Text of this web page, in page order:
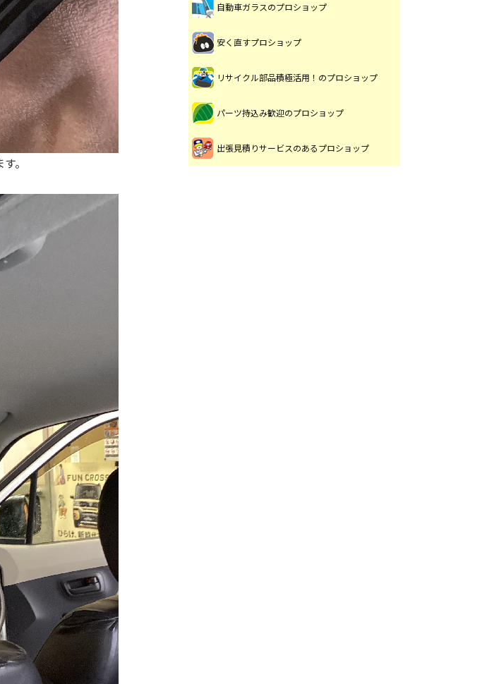
。
自動車ガラスのプロショップ
安く直すプロショップ
リサイクル部品積極活用！のプロショップ
パーツ持込み歓迎のプロショップ
出張見積りサービスのあるプロショップ